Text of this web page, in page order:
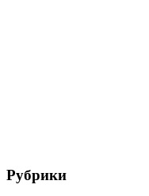
Рубрики